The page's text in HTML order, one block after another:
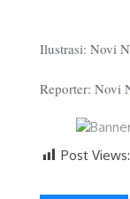
Ilustrasi: Novi
Reporter: Novi
Post Views: